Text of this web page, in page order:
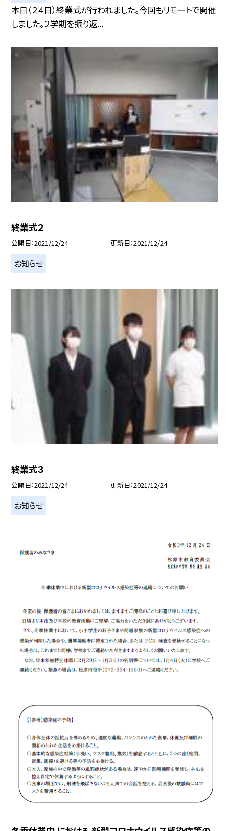
本日（２４日）終業式が行われました。今回もリモートで開催
しました。２学期を振り返...
終業式２
公開日 2021/12/24 更新日 2021/12/24
お知らせ
終業式３
公開日 2021/12/24 更新日 2021/12/24
お知らせ